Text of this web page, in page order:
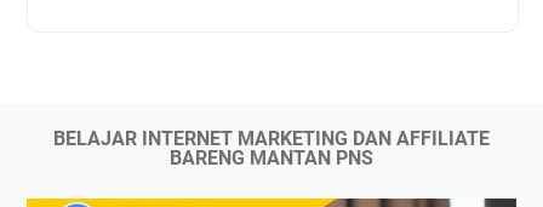
BELAJAR INTERNET MARKETING DAN AFFILIATE
BARENG MANTAN PNS